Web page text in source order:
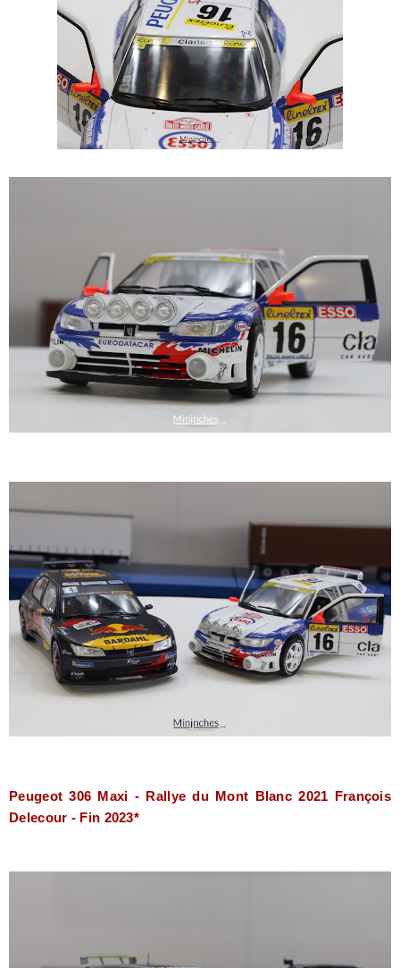
Peugeot 306 Maxi - Rallye du Mont Blanc 2021 François
Delecour - Fin 2023*